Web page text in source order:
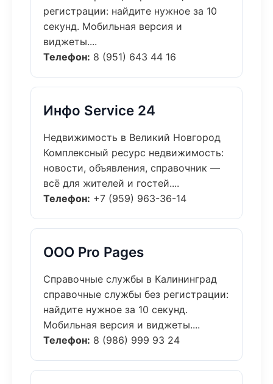
регистрации: найдите нужное за 10
секунд. Мобильная версия и
виджеты....
Телефон: 8 (951) 643 44 16
Инфо Service 24
Недвижимость в Великий Новгород
Комплексный ресурс недвижимость:
новости, объявления, справочник —
всё для жителей и гостей....
Телефон: +7 (959) 963-36-14
ООО Pro Pages
Справочные службы в Калининград
справочные службы без регистрации:
найдите нужное за 10 секунд.
Мобильная версия и виджеты....
Телефон: 8 (986) 999 93 24